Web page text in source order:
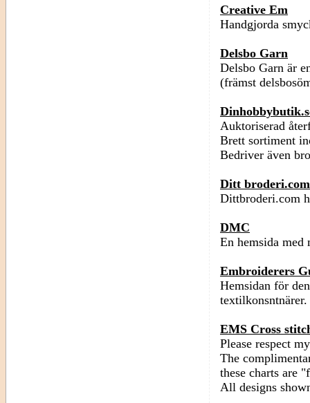
Creative Em
Handgjorda
Delsbo Garn
Delsbo Garn är
(främst
Auktoriserad
Brett sortiment
Bedriver även
Ditt broderi.com
Dittbroderi.com
DMC
En hemsida med
Embroiderers
Hemsidan för
textilkonsntnärer.
EMS Cross
Please respect
The
these charts are
All designs